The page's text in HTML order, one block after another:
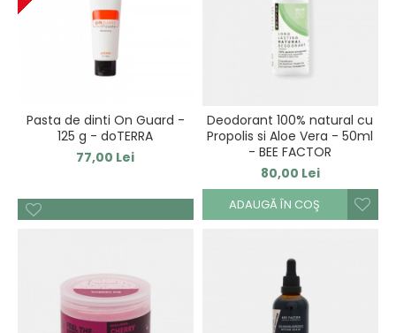
Pasta de dinti On Guard -
125 g - doTERRA
77,00 Lei
Deodorant 100% natural cu
Propolis si Aloe Vera - 50ml
- BEE FACTOR
80,00 Lei
ADAUGĂ ÎN COŞ